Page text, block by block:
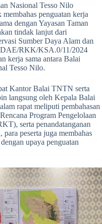
Nasional Tesso Nilo
penguatan kerja
dengan Yayasan Taman
tindak lanjut dari
Sumber Daya Alam dan
RKK/KSA.0/11/2024
kerja sama antara Balai
Tesso Nilo.
Kantor Balai TNTN serta
langsung oleh Kepala Balai
rapat meliputi pembahasan
Program Pengelolaan
serta penandatanganan
peserta juga membahas
upaya penguatan